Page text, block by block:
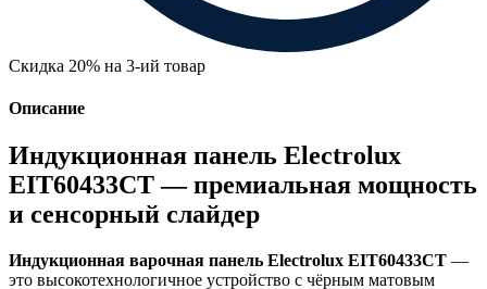
Скидка 20% на 3-ий товар
Описание
Индукционная панель Electrolux
EIT60433CT — премиальная мощность
и сенсорный слайдер
Индукционная варочная панель Electrolux EIT60433CT —
это высокотехнологичное устройство с чёрным матовым